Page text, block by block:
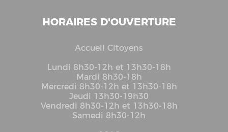
HORAIRES D'OUVERTURE
Accueil Citoyens
Lundi 8h30-12h et 13h30-18h
Mardi 8h30-18h
Mercredi 8h30-12h et 13h30-18h
Jeudi 13h30-19h30
Vendredi 8h30-12h et 13h30-18h
Samedi 8h30-12h